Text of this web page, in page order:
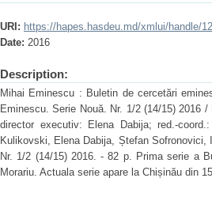
URI: https://hapes.hasdeu.md/xmlui/handle/
Date: 2016
Description:
Mihai Eminescu : Buletin de cercetări
Eminescu. Serie Nouă. Nr. 1/2 (14/15) 2016
director executiv: Elena Dabija; red.-
Kulikovski, Elena Dabija, Ștefan
Nr. 1/2 (14/15) 2016. - 82 p. Prima serie a
Morariu. Actuala serie apare la Chișinău din